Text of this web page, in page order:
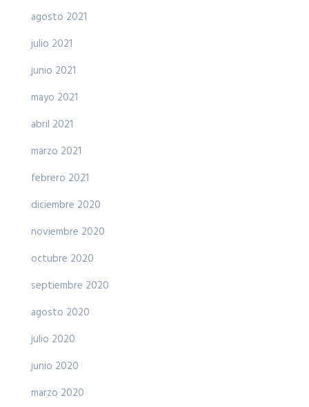
agosto 2021
julio 2021
junio 2021
mayo 2021
abril 2021
marzo 2021
febrero 2021
diciembre 2020
noviembre 2020
octubre 2020
septiembre 2020
agosto 2020
julio 2020
junio 2020
marzo 2020